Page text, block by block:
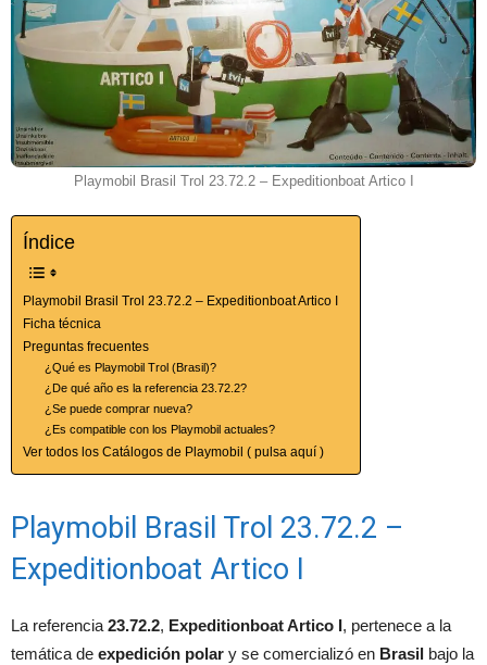
Playmobil Brasil Trol 23.72.2 – Expeditionboat Artico I
Índice
Playmobil Brasil Trol 23.72.2 – Expeditionboat Artico I
Ficha técnica
Preguntas frecuentes
¿Qué es Playmobil Trol (Brasil)?
¿De qué año es la referencia 23.72.2?
¿Se puede comprar nueva?
¿Es compatible con los Playmobil actuales?
Ver todos los Catálogos de Playmobil ( pulsa aquí )
Playmobil Brasil Trol 23.72.2 –
Expeditionboat Artico I
La referencia 23.72.2, Expeditionboat Artico I, pertenece a la
temática de expedición polar y se comercializó en Brasil bajo la